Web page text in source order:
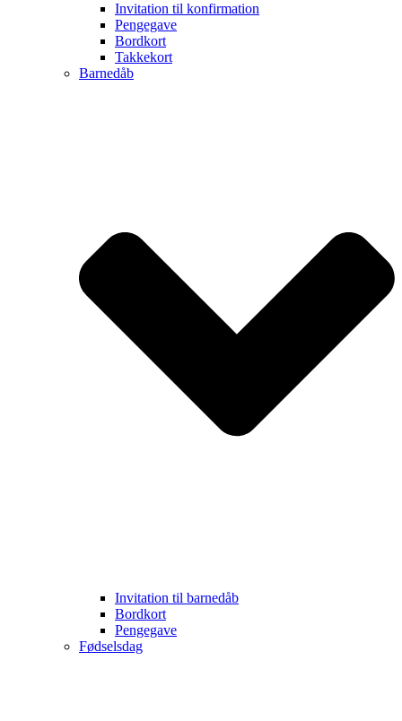
Invitation til konfirmation
Pengegave
Bordkort
Takkekort
Barnedåb
Invitation til barnedåb
Bordkort
Pengegave
Fødselsdag